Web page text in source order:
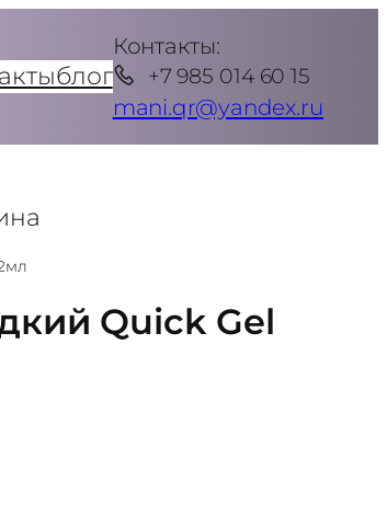
блог
Контакты:
+7 985 014 60 15
mani.qr@yandex.ru
Quick Gel